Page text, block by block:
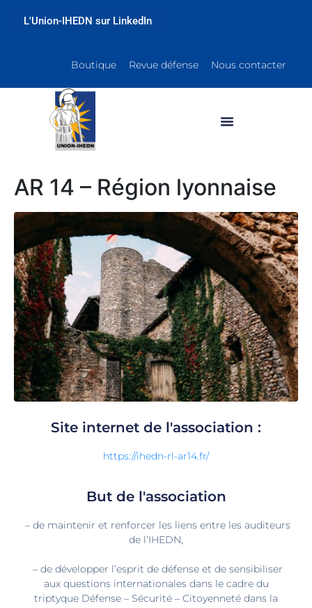
L'Union-IHEDN sur LinkedIn
Boutique Revue défense Nous contacter
AR 14 – Région lyonnaise
Site internet de l'association :
https://ihedn-rl-ar14.fr/
But de l'association
– de maintenir et renforcer les liens entre les auditeurs
de l’IHEDN,
– de développer l’esprit de défense et de sensibiliser
aux questions internationales dans le cadre du
triptyque Défense – Sécurité – Citoyenneté dans la